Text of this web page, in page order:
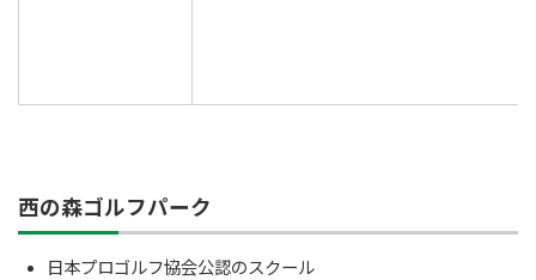
西の森ゴルフパーク
日本プロゴルフ協会公認のスクール